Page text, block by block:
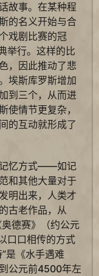
故事。在某种程
的名义开始与合
戏剧比赛的冠
举行。这样的比
，因此推动了悲
埃斯库罗斯增加
到三个，从而进
使情节更复杂，
的互动就形成了
记忆方式——如记
和其他大量对于
明出来，人类才
古老作品，从
德赛》（约公元
口口相传的方式
是《水手遇难
公元前4500年左